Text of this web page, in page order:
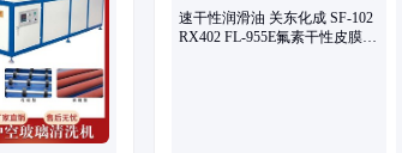
速干性润滑油 关东化成 SF-102
RX402 FL-955E氟素干性皮膜润